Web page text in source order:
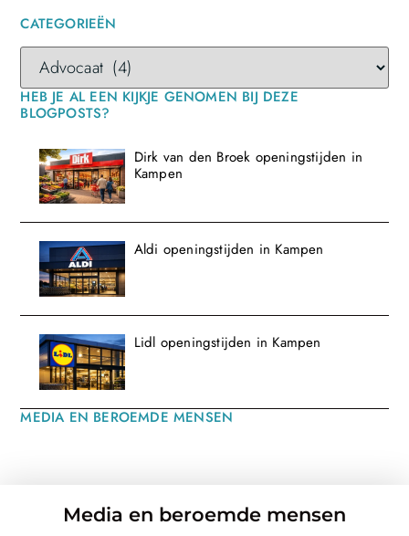
CATEGORIEËN
HEB JE AL EEN KIJKJE GENOMEN BIJ DEZE
BLOGPOSTS?
Dirk van den Broek openingstijden in
Kampen
Aldi openingstijden in Kampen
Lidl openingstijden in Kampen
MEDIA EN BEROEMDE MENSEN
Media en beroemde mensen